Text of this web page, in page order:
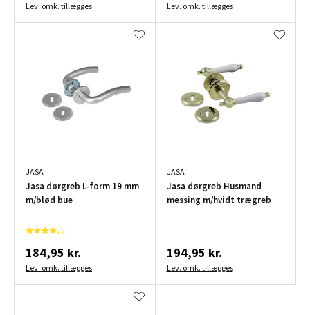
Lev. omk. tillægges Lev. omk. tillægges
JASA
Jasa dørgreb L-form 19 mm
m/blød bue
184,95 kr.
Lev. omk. tillægges
JASA
Jasa dørgreb Husmand
messing m/hvidt trægreb
194,95 kr.
Lev. omk. tillægges